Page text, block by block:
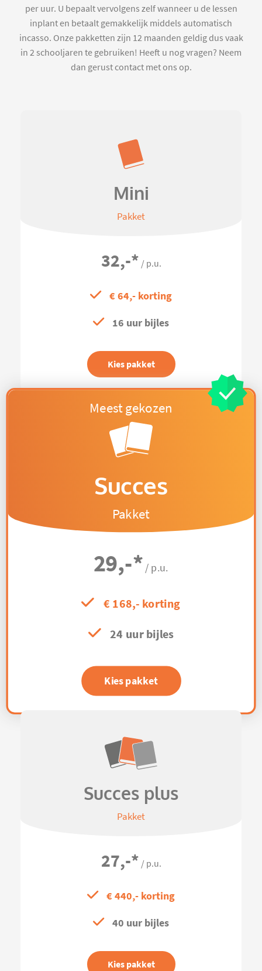
per uur. U bepaalt vervolgens zelf wanneer u de lessen
inplant en betaalt gemakkelijk middels automatisch
incasso. Onze pakketten zijn 12 maanden geldig dus vaak
in 2 schooljaren te gebruiken! Heeft u nog vragen? Neem
dan gerust contact met ons op.
Mini
Pakket
32,-* / p.u.
€ 64,- korting
16 uur bijles
Kies pakket
Succes
Pakket
29,-* / p.u.
€ 168,- korting
24 uur bijles
Kies pakket
Succes plus
Pakket
27,-* / p.u.
€ 440,- korting
40 uur bijles
Kies pakket